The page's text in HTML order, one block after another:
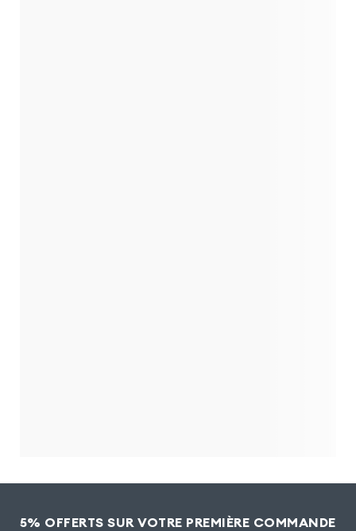
5% OFFERTS SUR VOTRE PREMIÈRE COMMANDE